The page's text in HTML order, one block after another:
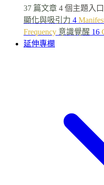
37 篇文章 4 個主題入口
顯化與吸引力 4
Frequency 意識覺醒 16
延伸專欄